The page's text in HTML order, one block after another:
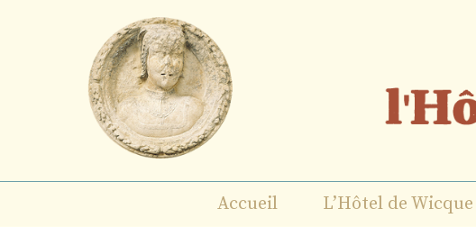
Accueil L’Hôtel de Wicque